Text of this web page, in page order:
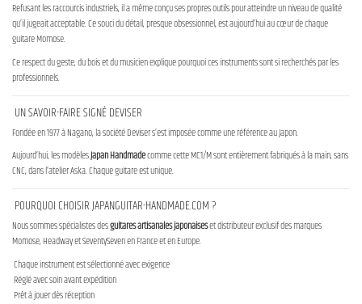
Refusant les raccourcis industriels, il a même conçu ses propres outils pour atteindre un niveau de qualité
qu’il jugeait acceptable. Ce souci du détail, presque obsessionnel, est aujourd’hui au cœur de chaque
guitare Momose.
Ce respect du geste, du bois et du musicien explique pourquoi ces instruments sont si recherchés par les
professionnels.
UN SAVOIR-FAIRE SIGNÉ DEVISER
Fondée en 1977 à Nagano, la société Deviser s’est imposée comme une référence au Japon.
Aujourd’hui, les modèlesJapan Handmadecomme cette MC1/M sont entièrement fabriqués à la main, sans
CNC, dans l’atelier Aska. Chaque guitare est unique.
POURQUOI CHOISIR JAPANGUITAR-HANDMADE.COM ?
Nous sommes spécialistes desguitares artisanales japonaiseset distributeur exclusif des marques
Momose, Headway et SeventySeven en France et en Europe.
Chaque instrument est sélectionné avec exigence
Réglé avec soin avant expédition
Prêt à jouer dès réception